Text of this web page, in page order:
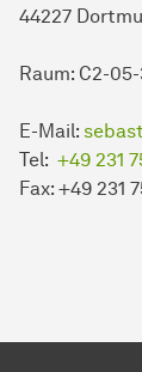
44227
Raum: C2-05-
E-Mail:
Tel: +49 231
Fax: +49 231